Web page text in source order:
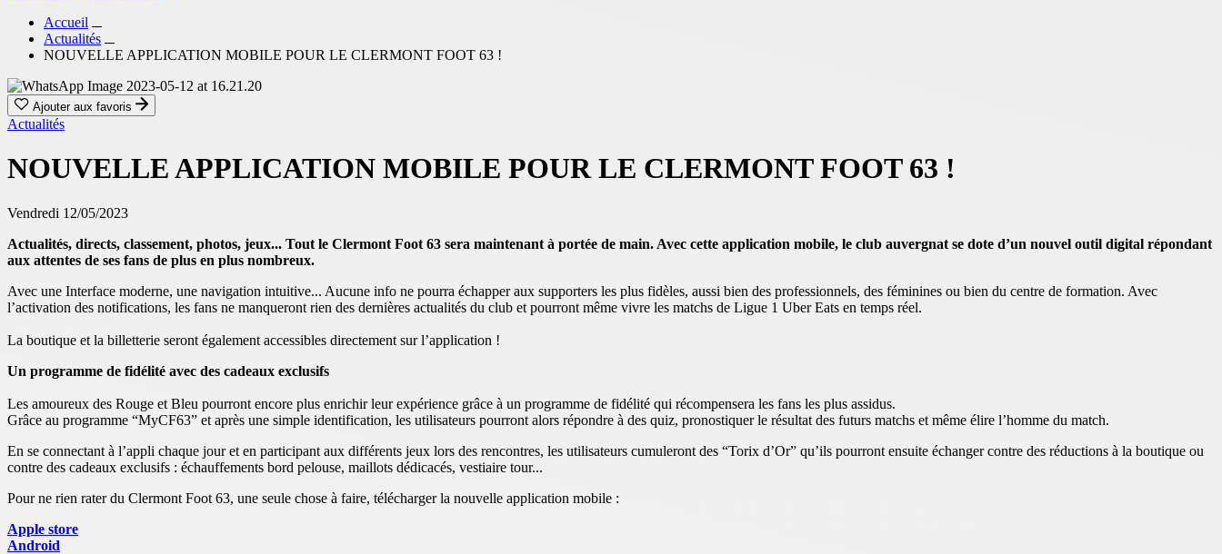
Accueil
Actualités
NOUVELLE APPLICATION MOBILE POUR LE CLERMONT FOOT 63 !
Ajouter aux favoris
Actualités
NOUVELLE APPLICATION MOBILE POUR LE CLERMONT FOOT 63 !
Vendredi 12/05/2023
Actualités, directs, classement, photos, jeux... Tout le Clermont Foot 63 sera maintenant à portée de main. Avec cette application mobile, le club auvergnat se dote d’un nouvel outil digital répondant
aux attentes de ses fans de plus en plus nombreux.
Avec une Interface moderne, une navigation intuitive... Aucune info ne pourra échapper aux supporters les plus fidèles, aussi bien des professionnels, des féminines ou bien du centre de formation. Avec
l’activation des notifications, les fans ne manqueront rien des dernières actualités du club et pourront même vivre les matchs de Ligue 1 Uber Eats en temps réel.
La boutique et la billetterie seront également accessibles directement sur l’application !
Un programme de fidélité avec des cadeaux exclusifs
Les amoureux des Rouge et Bleu pourront encore plus enrichir leur expérience grâce à un programme de fidélité qui récompensera les fans les plus assidus.
Grâce au programme “MyCF63” et après une simple identification, les utilisateurs pourront alors répondre à des quiz, pronostiquer le résultat des futurs matchs et même élire l’homme du match.
En se connectant à l’appli chaque jour et en participant aux différents jeux lors des rencontres, les utilisateurs cumuleront des “Torix d’Or” qu’ils pourront ensuite échanger contre des réductions à la boutique ou
contre des cadeaux exclusifs : échauffements bord pelouse, maillots dédicacés, vestiaire tour...
Pour ne rien rater du Clermont Foot 63, une seule chose à faire, télécharger la nouvelle application mobile :
Apple store
Android